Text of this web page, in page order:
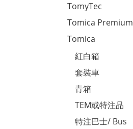
TomyTec
Tomica Premium
Tomica
紅白箱
套裝車
青箱
TEM或特注品
特注巴士/ Bus